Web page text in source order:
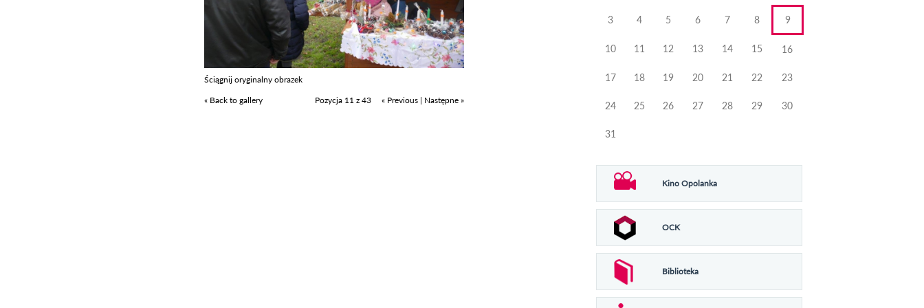
Ściągnij oryginalny obrazek
« Back to gallery
Pozycja 11 z 43 « Previous | Następne »
3 4 5 6 7 8 9
10 11 12 13 14 15 16
17 18 19 20 21 22 23
24 25 26 27 28 29 30
31
Kino Opolanka
OCK
Biblioteka